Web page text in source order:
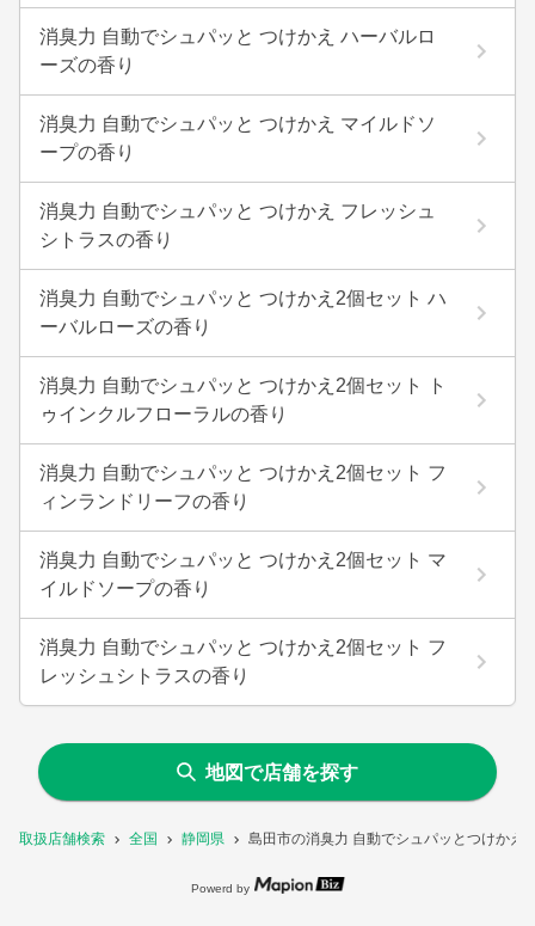
取扱店舗検索 全国 静岡県 島田市の消臭力 自動でシュパッとつけかえ
消臭力 自動でシュパッと つけかえ ハーバルロ
ーズの香り
消臭力 自動でシュパッと つけかえ マイルドソ
ープの香り
消臭力 自動でシュパッと つけかえ フレッシュ
シトラスの香り
消臭力 自動でシュパッと つけかえ2個セット ハ
ーバルローズの香り
消臭力 自動でシュパッと つけかえ2個セット ト
ゥインクルフローラルの香り
消臭力 自動でシュパッと つけかえ2個セット フ
ィンランドリーフの香り
消臭力 自動でシュパッと つけかえ2個セット マ
イルドソープの香り
消臭力 自動でシュパッと つけかえ2個セット フ
レッシュシトラスの香り
地図で店舗を探す
Powerd by